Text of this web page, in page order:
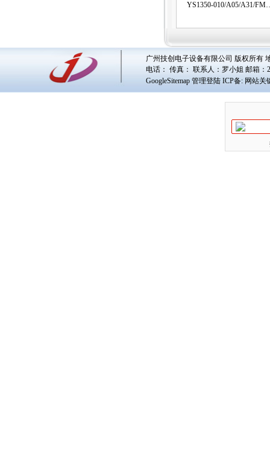
YS1350-010/
广州技创电子设备有限公司 版权所有
电话： 传真： 联系人： 罗小姐 邮箱：
GoogleSitemap 管理登陆 ICP备: 网站关